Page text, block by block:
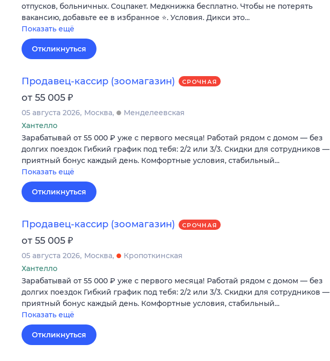
отпусков, больничных. Соцпакет. Медкнижка бесплатно. Чтобы не потерять
вакансию, добавьте ее в избранное ⭐. Условия. Дикси это…
Показать ещё
Откликнуться
Продавец-кассир (зоомагазин) СРОЧНАЯ
от 55 005 ₽
05 августа 2026 Москва
Менделеевская
Хантелло
Зарабатывай от 55 000 ₽ уже с первого месяца! Работай рядом с домом — без
долгих поездок Гибкий график под тебя: 2/2 или 3/3. Скидки для сотрудников —
приятный бонус каждый день. Комфортные условия, стабильный…
Показать ещё
Откликнуться
Продавец-кассир (зоомагазин) СРОЧНАЯ
от 55 005 ₽
05 августа 2026 Москва
Кропоткинская
Хантелло
Зарабатывай от 55 000 ₽ уже с первого месяца! Работай рядом с домом — без
долгих поездок Гибкий график под тебя: 2/2 или 3/3. Скидки для сотрудников —
приятный бонус каждый день. Комфортные условия, стабильный…
Показать ещё
Откликнуться